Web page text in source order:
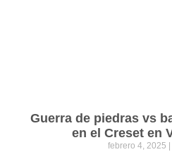
Guerra de piedras vs
en el Creset en
febrero 4, 2025